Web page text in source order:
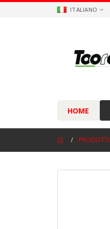
ITALIANO
HOME
PRODOTTI